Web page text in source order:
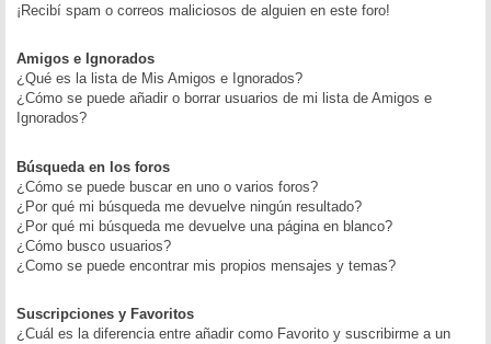
¡Recibí spam o correos maliciosos de alguien en este foro!
Amigos e Ignorados
¿Qué es la lista de Mis Amigos e Ignorados?
¿Cómo se puede añadir o borrar usuarios de mi lista de Amigos e
Ignorados?
Búsqueda en los foros
¿Cómo se puede buscar en uno o varios foros?
¿Por qué mi búsqueda me devuelve ningún resultado?
¿Por qué mi búsqueda me devuelve una página en blanco?
¿Cómo busco usuarios?
¿Como se puede encontrar mis propios mensajes y temas?
Suscripciones y Favoritos
¿Cuál es la diferencia entre añadir como Favorito y suscribirme a un